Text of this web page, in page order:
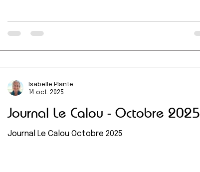
Journal Le Calou - Octobre 2025
Journal Le Calou Octobre 2025
Isabelle Plante
14 oct. 2025